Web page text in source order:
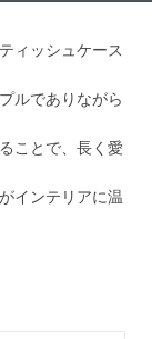
ィッシュケース
ルでありながら
ことで、長く愛
インテリアに温